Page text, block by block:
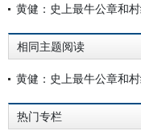
黄健：史上最牛公章和
相同主题阅读
黄健：史上最牛公章和
热门专栏